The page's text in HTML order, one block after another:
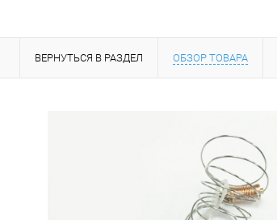
ВЕРНУТЬСЯ В РАЗДЕЛ ОБЗОР ТОВАРА